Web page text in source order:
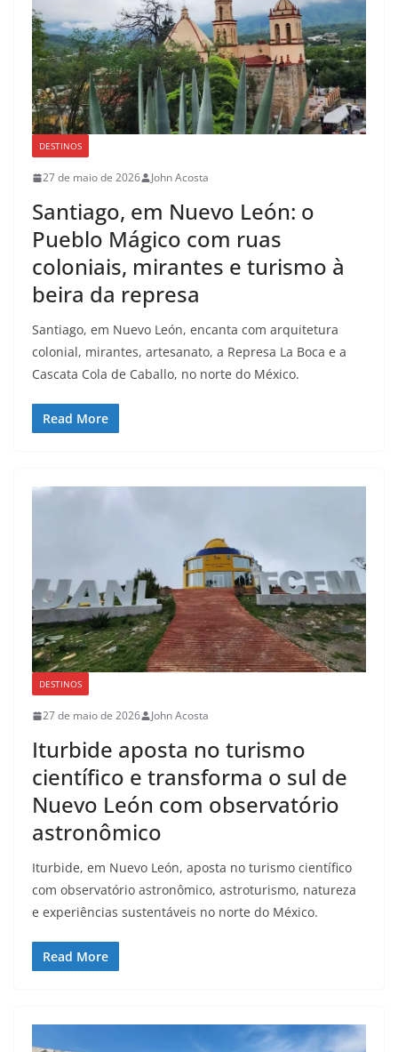
DESTINOS
27 de maio de 2026 John Acosta
Santiago, em Nuevo León: o
Pueblo Mágico com ruas
coloniais, mirantes e turismo à
beira da represa
Santiago, em Nuevo León, encanta com arquitetura
colonial, mirantes, artesanato, a Represa La Boca e a
Cascata Cola de Caballo, no norte do México.
Read More
DESTINOS
27 de maio de 2026 John Acosta
Iturbide aposta no turismo
científico e transforma o sul de
Nuevo León com observatório
astronômico
Iturbide, em Nuevo León, aposta no turismo científico
com observatório astronômico, astroturismo, natureza
e experiências sustentáveis no norte do México.
Read More